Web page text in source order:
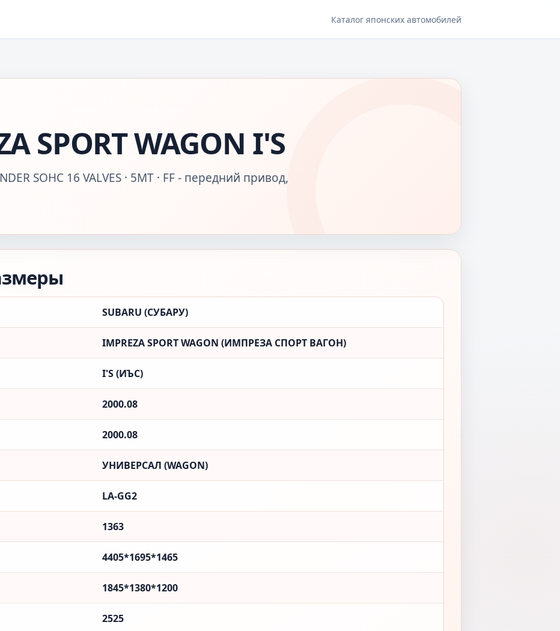
Каталог японских автомобилей
SPORT WAGON I'S
SOHC 16 VALVES · 5MT · FF - передний привод,
SUBARU (СУБАРУ)
IMPREZA SPORT WAGON (ИМПРЕЗА СПОРТ ВАГОН)
I'S (ИЪС)
2000.08
2000.08
УНИВЕРСАЛ (WAGON)
LA-GG2
1363
4405*1695*1465
1845*1380*1200
2525